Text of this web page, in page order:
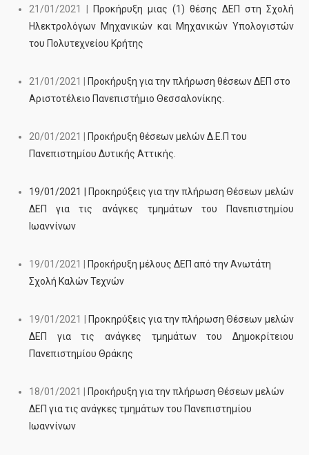
21/01/2021 |
Προκήρυξη μιας (1) θέσης ΔΕΠ στη Σχολή
Ηλεκτρολόγων Μηχανικών και Μηχανικών Υπολογιστών
του Πολυτεχνείου Κρήτης
21/01/2021 | Προκήρυξη για την πλήρωση θέσεων ΔΕΠ στο
Αριστοτέλειο Πανεπιστήμιο Θεσσαλονίκης.
20/01/2021 | Προκήρυξη θέσεων μελών Δ.Ε.Π του
Πανεπιστημίου Δυτικής Αττικής.
19/01/2021 | Προκηρύξεις για την πλήρωση Θέσεων μελών
ΔΕΠ για τις ανάγκες τμημάτων του Πανεπιστημίου
Ιωαννίνων
19/01/2021 | Προκήρυξη μέλους ΔΕΠ από την Ανωτάτη
Σχολή Καλών Τεχνών
19/01/2021 |
Προκηρύξεις για την πλήρωση Θέσεων μελών
ΔΕΠ για τις ανάγκες τμημάτων του Δημοκρίτειου
Πανεπιστημίου Θράκης
18/01/2021 | Προκήρυξη για την πλήρωση Θέσεων μελών
ΔΕΠ για τις ανάγκες τμημάτων του Πανεπιστημίου
Ιωαννίνων